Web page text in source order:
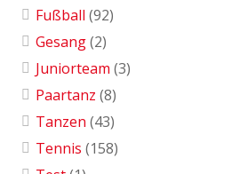
Fußball (92)
Gesang(2)
Juniorteam (3)
Paartanz (8)
Tanzen (43)
Tennis (158)